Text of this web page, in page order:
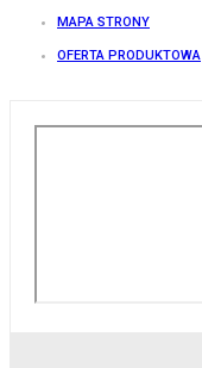
MAPA STRONY
OFERTA PRODUKTOWA